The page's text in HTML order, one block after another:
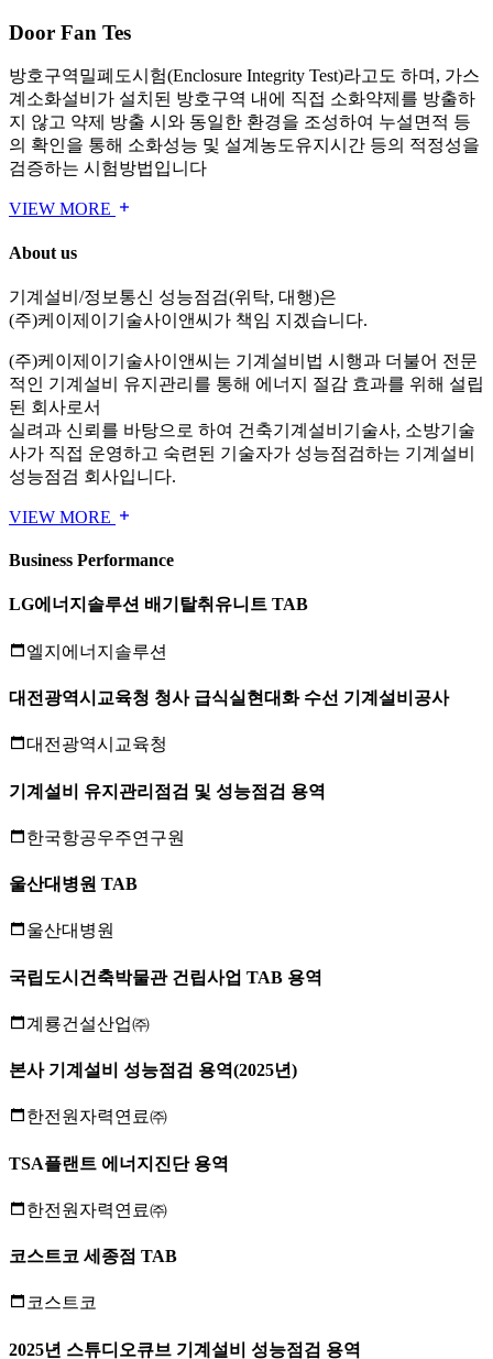
Door Fan Tes
방호구역밀폐도시험(Enclosure Integrity Test)라고도 하며, 가스
계소화설비가 설치된 방호구역 내에 직접 소화약제를 방출하
지 않고 약제 방출 시와 동일한 환경을 조성하여 누설면적 등
의 확인을 통해 소화성능 및 설계농도유지시간 등의 적정성을
검증하는 시험방법입니다
VIEW MORE
About us
기계설비/정보통신 성능점검(위탁, 대행)은
(주)케이제이기술사이앤씨 가 책임 지겠습니다.
(주)케이제이기술사이앤씨는 기계설비법 시행과 더불어 전문
적인 기계설비 유지관리를 통해 에너지 절감 효과를 위해 설립
된 회사로서
실려과 신뢰를 바탕으로 하여 건축기계설비기술사, 소방기술
사가 직접 운영하고 숙련된 기술자가 성능점검하는 기계설비
성능점검 회사입니다.
VIEW MORE
Business Performance
LG에너지솔루션 배기탈취유니트 TAB
엘지에너지솔루션
대전광역시교육청 청사 급식실현대화 수선 기계설비공사
대전광역시교육청
기계설비 유지관리점검 및 성능점검 용역
한국항공우주연구원
울산대병원 TAB
울산대병원
국립도시건축박물관 건립사업 TAB 용역
계룡건설산업㈜
본사 기계설비 성능점검 용역(2025년)
한전원자력연료㈜
TSA플랜트 에너지진단 용역
한전원자력연료㈜
코스트코 세종점 TAB
코스트코
2025년 스튜디오큐브 기계설비 성능점검 용역